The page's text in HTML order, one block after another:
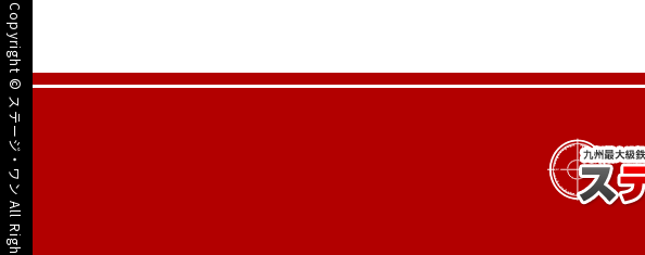
Copyright ©
ステージ・ワン